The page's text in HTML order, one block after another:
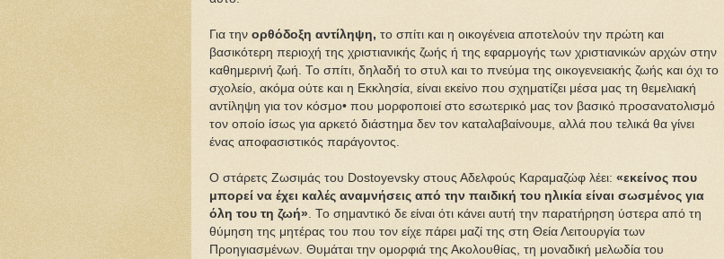
Για την ορθόδοξη αντίληψη, το σπίτι και η οικογένεια αποτελούν την πρώτη και
βασικότερη περιοχή της χριστιανικής ζωής ή της εφαρμογής των χριστιανικών αρχών στην
καθημερινή ζωή. Το σπίτι, δηλαδή το στυλ και το πνεύμα της οικογενειακής ζωής και όχι το
σχολείο, ακόμα ούτε και η Εκκλησία, είναι εκείνο που σχηματίζει μέσα μας τη θεμελιακή
αντίληψη για τον κόσμο• που μορφοποιεί στο εσωτερικό μας τον βασικό προσανατολισμό
τον οποίο ίσως για αρκετό διάστημα δεν τον καταλαβαίνουμε, αλλά που τελικά θα γίνει
ένας αποφασιστικός παράγοντος.
Ο στάρετς Ζωσιμάς του Dοstοyevsky στους Αδελφούς Καραμαζώφ λέει: «εκείνος που
μπορεί να έχει καλές αναμνήσεις από την παιδική του ηλικία είναι σωσμένος για
όλη του τη ζωή» . Το σημαντικό δε είναι ότι κάνει αυτή την παρατήρηση ύστερα από τη
θύμηση της μητέρας του που τον είχε πάρει μαζί της στη Θεία Λειτουργία των
Προηγιασμένων. Θυμάται την ομορφιά της Ακολουθίας, τη μοναδική μελωδία του